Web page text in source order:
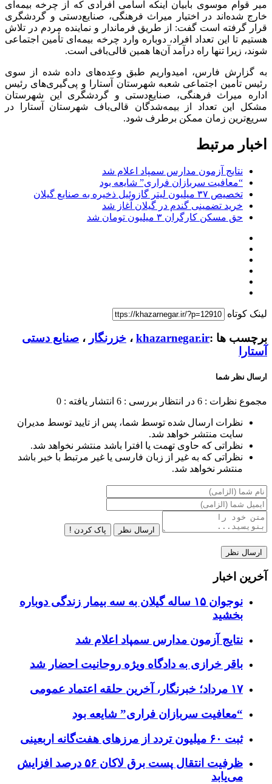
میر قوام موسوی بابیان اینکه اسامی افرادی که از چرخه بیمه‌ای
خارج شده‌اند در اختیار میراث فرهنگی، صنایع‌دستی و گردشگری
قرار گرفته است گفت: از طریق فرماندار و نماینده مردم در تلاش
هستیم تا این تعداد افراد، دوباره وارد چرخه بیمه‌ای تأمین اجتماعی
شوند، زیرا تنها راه درآمد آن‌ها همین قالی‌بافی است.
به گزارش فارس، امیدواریم طبق وعده‌های داده شده از سوی
رئیس تأمین اجتماعی شعبه شهرستان آستارا و پی‌گیری‌های رئیس
اداره میراث فرهنگی، صنایع‌دستی و گردشگری این شهرستان
مشکل این تعداد از بیمه‌شدگان قالی‌باف شهرستان آستارا در
سریع‌ترین زمان ممکن برطرف شود.
اخبار مرتبط
نتایج آزمون مدارس سمپاد اعلام شد
“معافیت سربازان فراری” شایعه بود
تخصیص ۳۷ میلیون لیتر گازوئیل ذخیره به صنایع گیلان
خرید تضمینی گندم در گیلان آغاز شد
حق مسکن کارگران ۳ میلیون تومان شد
لینک کوتاه
برچسب ها :khazarnegar.ir ، خزرنگار ، صنایع دستی
آستارا
ارسال نظر شما
مجموع نظرات : 6 در انتظار بررسی : 6 انتشار یافته : 0
نظرات ارسال شده توسط شما، پس از تایید توسط مدیران
سایت منتشر خواهد شد.
نظراتی که حاوی تهمت یا افترا باشد منتشر نخواهد شد.
نظراتی که به غیر از زبان فارسی یا غیر مرتبط با خبر باشد
منتشر نخواهد شد.
ارسال نظر پاک کردن !
آخرین اخبار
نوجوان ۱۵ ساله گیلان به سه بیمار زندگی دوباره
بخشید
نتایج آزمون مدارس سمپاد اعلام شد
باقر خرازی به دادگاه ویژه روحانیت احضار شد
۱۷ مرداد؛ خبرنگار، آخرین حلقه اعتماد عمومی
“معافیت سربازان فراری” شایعه بود
ثبت ۶۰ میلیون تردد از مرزهای هفت‌گانه اربعینی
ظرفیت انتقال پست برق لاکان ۵۶ درصد افزایش
می‌یابد